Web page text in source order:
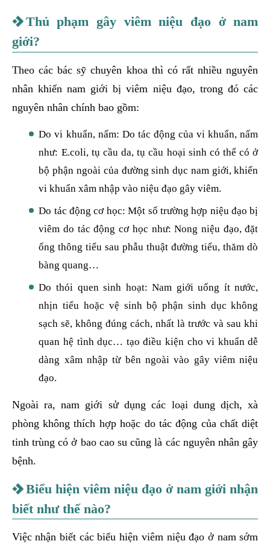
Thủ phạm gây viêm niệu đạo ở nam
giới?
Theo các bác sỹ chuyên khoa thì có rất nhiều nguyên
nhân khiến nam giới bị viêm niệu đạo, trong đó các
nguyên nhân chính bao gồm:
Do vi khuẩn, nấm: Do tác động của vi khuẩn, nấm
như: E.coli, tụ cầu da, tụ cầu hoại sinh có thể có ở
bộ phận ngoài của đường sinh dục nam giới, khiến
vi khuẩn xâm nhập vào niệu đạo gây viêm.
Do tác động cơ học: Một số trường hợp niệu đạo bị
viêm do tác động cơ học như: Nong niệu đạo, đặt
ống thông tiểu sau phẫu thuật đường tiểu, thăm dò
bàng quang…
Do thói quen sinh hoạt: Nam giới uống ít nước,
nhịn tiểu hoặc vệ sinh bộ phận sinh dục không
sạch sẽ, không đúng cách, nhất là trước và sau khi
quan hệ tình dục… tạo điều kiện cho vi khuẩn dễ
dàng xâm nhập từ bên ngoài vào gây viêm niệu
đạo.
Ngoài ra, nam giới sử dụng các loại dung dịch, xà
phòng không thích hợp hoặc do tác động của chất diệt
tinh trùng có ở bao cao su cũng là các nguyên nhân gây
bệnh.
Biểu hiện viêm niệu đạo ở nam giới nhận
biết như thế nào?
Việc nhận biết các biểu hiện viêm niệu đạo ở nam sớm